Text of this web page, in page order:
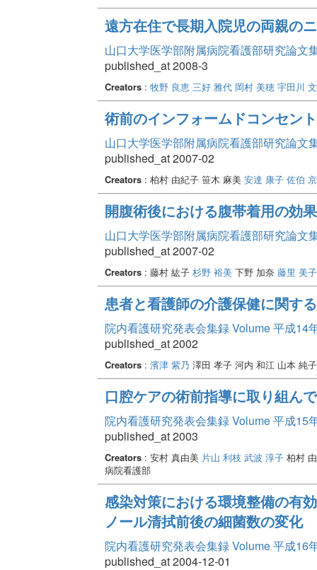
遠方在住で長期入院児の両親の
山口大学医学部附属病院看護部研究論文
published_at 2008-3
Creators: 牧野 良恵 三好 雅代 岡村 美穂 宇田川
術前のインフォームドコンセン
山口大学医学部附属病院看護部研究論文
published_at 2007-02
Creators: 柏村 由紀子 笹木 麻美 安達 康子 佐伯
開腹術後における腹帯着用の効
山口大学医学部附属病院看護部研究論文
published_at 2007-02
Creators: 藤村 紘子 杉野 裕美下野 加奈 藤里 美子
患者と看護師の介護保健に関す
院内看護研究発表会集録 Volume 平成14
published_at 2002
Creators: 濱津 紫乃 澤田 孝子 河内 和江 山本 純
口腔ケアの術前指導に取り組ん
院内看護研究発表会集録 Volume 平成15
published_at 2003
Creators: 安村 真由美 片山 利枝 武波 淳子柏村
病院看護部
感染対策における環境整備の有
ノール清拭前後の細菌数の変化
院内看護研究発表会集録 Volume 平成16
published_at 2004-12-01